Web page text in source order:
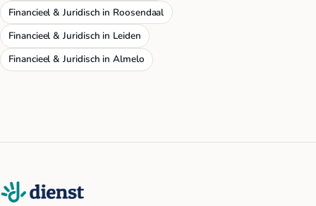
Financieel & Juridisch in Roosendaal
Financieel & Juridisch in Leiden
Financieel & Juridisch in Almelo